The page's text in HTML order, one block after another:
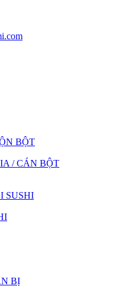
BỘT
/ CÁN BỘT
SUSHI
BỊ